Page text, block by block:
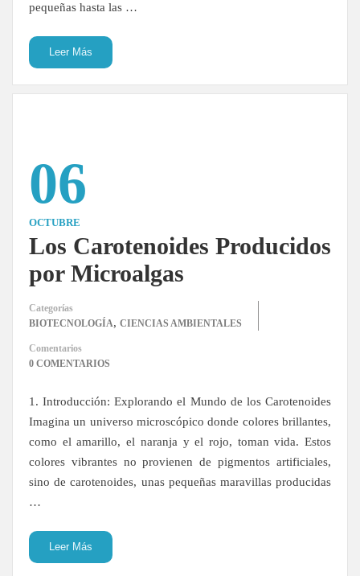
pequeñas hasta las …
Leer Más
06
OCTUBRE
Los Carotenoides Producidos
por Microalgas
Categorías
BIOTECNOLOGÍA, CIENCIAS AMBIENTALES
Comentarios
0 COMENTARIOS
1. Introducción: Explorando el Mundo de los Carotenoides
Imagina un universo microscópico donde colores brillantes,
como el amarillo, el naranja y el rojo, toman vida. Estos
colores vibrantes no provienen de pigmentos artificiales,
sino de carotenoides, unas pequeñas maravillas producidas
…
Leer Más